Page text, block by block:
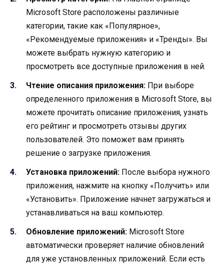
Microsoft Store расположены различные
категории, такие как «Популярное»,
«Рекомендуемые приложения» и «Тренды». Вы
можете выбрать нужную категорию и
просмотреть все доступные приложения в ней.
Чтение описания приложения: При выборе
определенного приложения в Microsoft Store, вы
можете прочитать описание приложения, узнать
его рейтинг и просмотреть отзывы других
пользователей. Это поможет вам принять
решение о загрузке приложения.
Установка приложений: После выбора нужного
приложения, нажмите на кнопку «Получить» или
«Установить». Приложение начнет загружаться и
устанавливаться на ваш компьютер.
Обновление приложений: Microsoft Store
автоматически проверяет наличие обновлений
для уже установленных приложений. Если есть